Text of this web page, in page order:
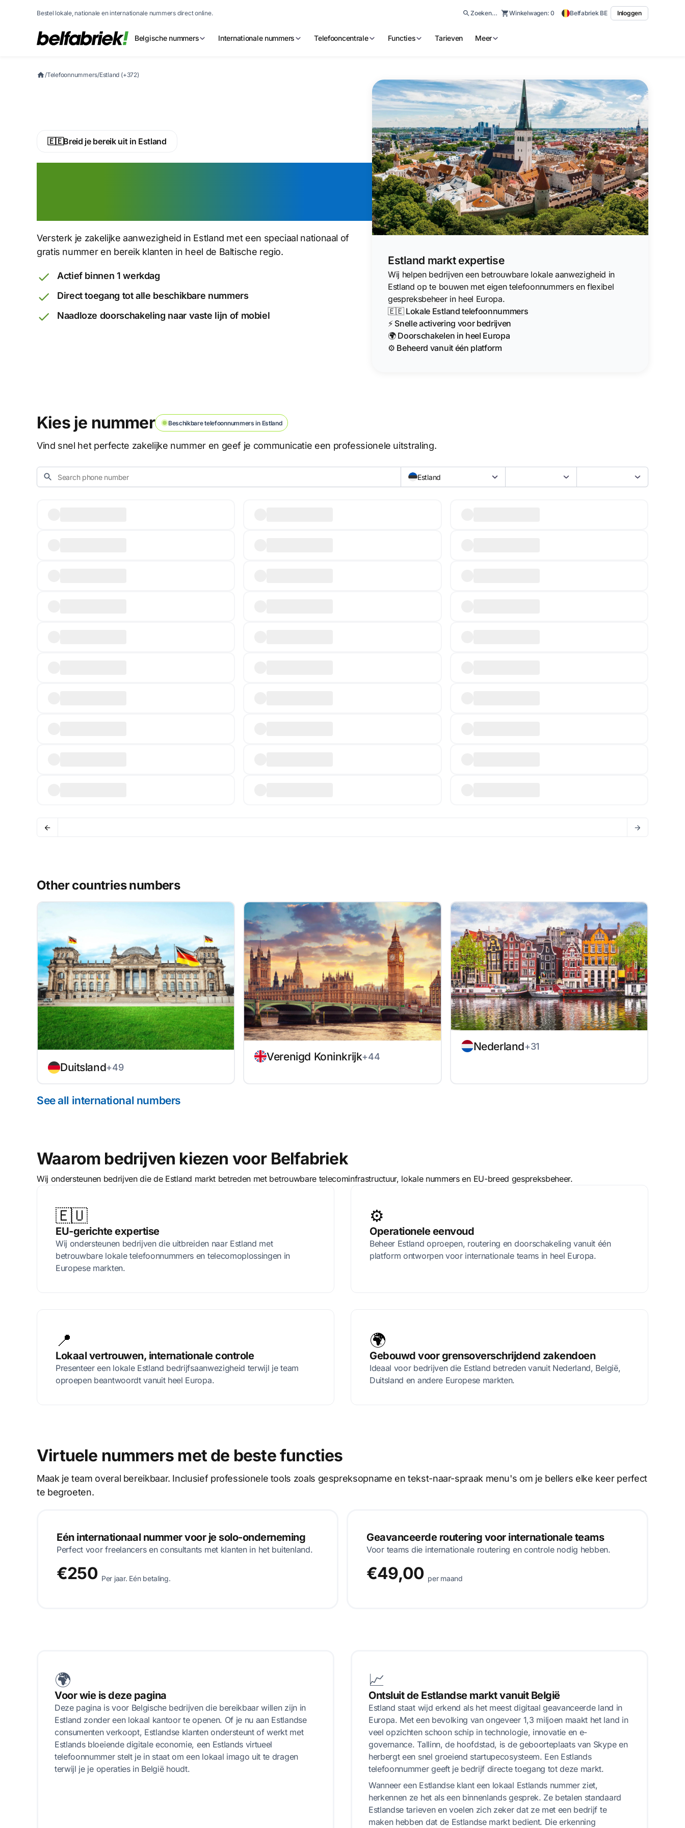
Bestel lokale, nationale en internationale nummers direct online. Zoeken… Winkelwagen:0 Belfabriek BE Inloggen
Belgische nummers Internationale nummers Telefooncentrale Functies Tarieven Meer
/Telefoonnummers/Estland (+372)
🇪🇪Breid je bereik uit in Estland
Versterk je zakelijke aanwezigheid in Estland met een speciaal nationaal of
gratis nummer en bereik klanten in heel de Baltische regio.
Actief binnen 1 werkdag
Direct toegang tot alle beschikbare nummers
Naadloze doorschakeling naar vaste lijn of mobiel
Estland markt expertise
Wij helpen bedrijven een betrouwbare lokale aanwezigheid in
Estland op te bouwen met eigen telefoonnummers en flexibel
gespreksbeheer in heel Europa.
🇪🇪 Lokale Estland telefoonnummers
⚡ Snelle activering voor bedrijven
🌍 Doorschakelen in heel Europa
⚙️ Beheerd vanuit één platform
Kies je nummer Beschikbare telefoonnummers in Estland
Vind snel het perfecte zakelijke nummer en geef je communicatie een professionele uitstraling.
Estland
Other countries numbers
Duitsland+49
Verenigd Koninkrijk+44
Nederland+31
See all international numbers
Waarom bedrijven kiezen voor Belfabriek
Wij ondersteunen bedrijven die de Estland markt betreden met betrouwbare telecominfrastructuur, lokale nummers en EU-breed gespreksbeheer.
🇪🇺
EU-gerichte expertise
Wij ondersteunen bedrijven die uitbreiden naar Estland met
betrouwbare lokale telefoonnummers en telecomoplossingen in
Europese markten.
⚙️
Operationele eenvoud
Beheer Estland oproepen, routering en doorschakeling vanuit één
platform ontworpen voor internationale teams in heel Europa.
📍
Lokaal vertrouwen, internationale controle
Presenteer een lokale Estland bedrijfsaanwezigheid terwijl je team
oproepen beantwoordt vanuit heel Europa.
🌍
Gebouwd voor grensoverschrijdend zakendoen
Ideaal voor bedrijven die Estland betreden vanuit Nederland, België,
Duitsland en andere Europese markten.
Virtuele nummers met de beste functies
Maak je team overal bereikbaar. Inclusief professionele tools zoals gespreksopname en tekst-naar-spraak menu's om je bellers elke keer perfect
te begroeten.
Eén internationaal nummer voor je solo-onderneming
Perfect voor freelancers en consultants met klanten in het buitenland.
€250 Per jaar. Eén betaling.
Geavanceerde routering voor internationale teams
Voor teams die internationale routering en controle nodig hebben.
€49,00 per maand
🌍
Voor wie is deze pagina
Deze pagina is voor Belgische bedrijven die bereikbaar willen zijn in
Estland zonder een lokaal kantoor te openen. Of je nu aan Estlandse
consumenten verkoopt, Estlandse klanten ondersteunt of werkt met
Estlands bloeiende digitale economie, een Estlands virtueel
telefoonnummer stelt je in staat om een lokaal imago uit te dragen
terwijl je je operaties in België houdt.
📈
Ontsluit de Estlandse markt vanuit België
Estland staat wijd erkend als het meest digitaal geavanceerde land in
Europa. Met een bevolking van ongeveer 1,3 miljoen maakt het land in
veel opzichten schoon schip in technologie, innovatie en e-
governance. Tallinn, de hoofdstad, is de geboorteplaats van Skype en
herbergt een snel groeiend startupecosysteem. Een Estlands
telefoonnummer geeft je bedrijf directe toegang tot deze markt.
Wanneer een Estlandse klant een lokaal Estlands nummer ziet,
herkennen ze het als een binnenlands gesprek. Ze betalen standaard
Estlandse tarieven en voelen zich zeker dat ze met een bedrijf te
maken hebben dat de Estlandse markt bedient. Die erkenning